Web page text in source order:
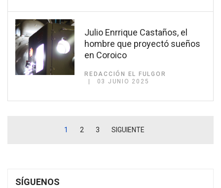
Julio Enrrique Castaños, el
hombre que proyectó sueños
en Coroico
REDACCIÓN EL FULGOR
03 JUNIO 2025
1 2 3 SIGUIENTE
SÍGUENOS